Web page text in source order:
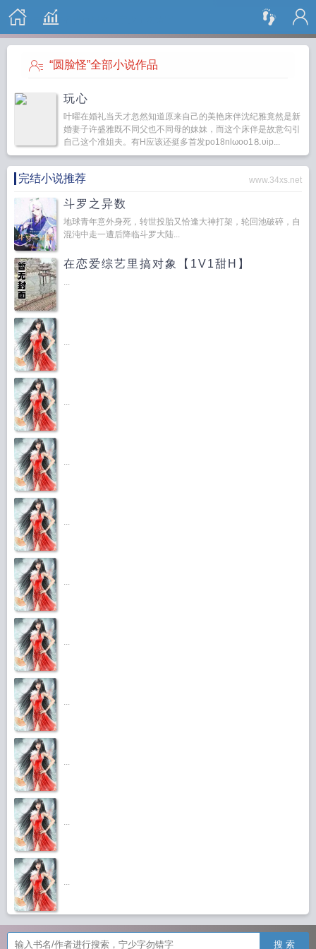
搜 索
“圆脸怪”全部小说作品
玩心
叶曜在婚礼当天才忽然知道原来自己的美艳床伴沈纪雅竟然是新
婚妻子许盛雅既不同父也不同母的妹妹，而这个床伴是故意勾引
自己这个准姐夫。有H应该还挺多首发po18nlωoо1⒏υip...
完结小说推荐 www.34xs.net
斗罗之异数
地球青年意外身死，转世投胎又恰逢大神打架，轮回池破碎，自
混沌中走一遭后降临斗罗大陆...
在恋爱综艺里搞对象【1V1甜H】
...
...
...
...
...
...
...
...
...
...
...
搜 索